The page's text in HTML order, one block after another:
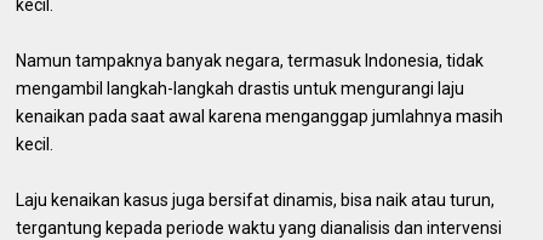
kecil.
Namun tampaknya banyak negara, termasuk Indonesia, tidak
mengambil langkah-langkah drastis untuk mengurangi laju
kenaikan pada saat awal karena menganggap jumlahnya masih
kecil.
Laju kenaikan kasus juga bersifat dinamis, bisa naik atau turun,
tergantung kepada periode waktu yang dianalisis dan intervensi